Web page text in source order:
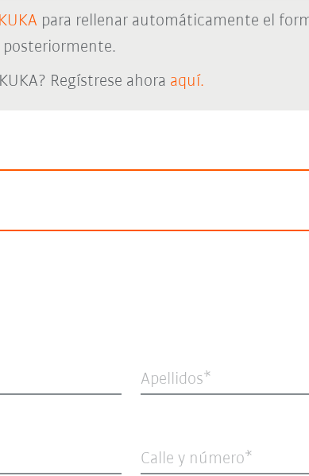
para rellenar automáticamente el
posteriormente.
Regístrese ahora aquí.
Apellidos
Calle y número